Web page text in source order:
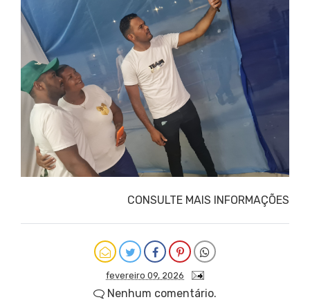
CONSULTE MAIS INFORMAÇÕES
fevereiro 09, 2026
Nenhum comentário.